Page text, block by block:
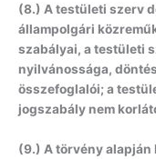
(8.) A testületi szerv
állampolgári
szabályai, a testületi
nyilvánossága,
összefoglalói; a
jogszabály nem
(9.) A törvény